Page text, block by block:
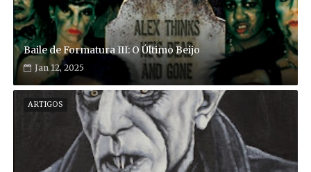
Baile de Formatura III: O Último Beijo
Jan 12, 2025
ARTIGOS